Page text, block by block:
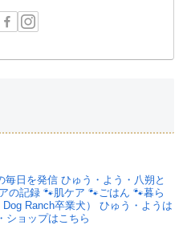
毎日を発信 ひゅう・よう・八朔と
の記録 🐾肌ケア 🐾ごはん 🐾暮ら
Ranch卒業犬）
ひゅう・ようは
ショップはこちら